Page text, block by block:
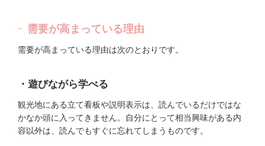
需要が高まっている理由
需要が高まっている理由は次のとおりです。
・遊びながら学べる
観光地にある立て看板や説明表示は、読んでいるだけではな
かなか頭に入ってきません。自分にとって相当興味がある内
容以外は、読んでもすぐに忘れてしまうものです。